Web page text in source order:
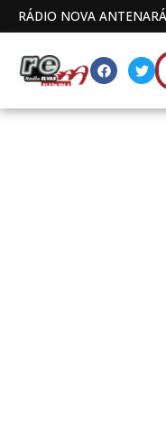
RÁDIO NOVA ANTENA